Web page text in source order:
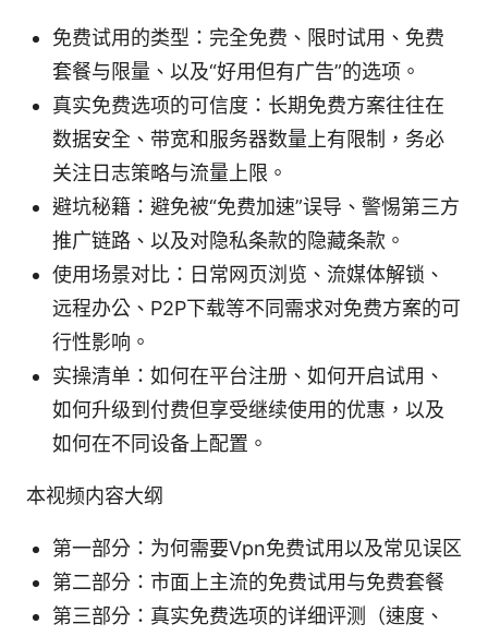
免费试用的类型：完全免费、限时试用、免费
套餐与限量、以及“好用但有广告”的选项。
真实免费选项的可信度：长期免费方案往往在
数据安全、带宽和服务器数量上有限制，务必
关注日志策略与流量上限。
避坑秘籍：避免被“免费加速”误导、警惕第三方
推广链路、以及对隐私条款的隐藏条款。
使用场景对比：日常网页浏览、流媒体解锁、
远程办公、P2P下载等不同需求对免费方案的可
行性影响。
实操清单：如何在平台注册、如何开启试用、
如何升级到付费但享受继续使用的优惠，以及
如何在不同设备上配置。
本视频内容大纲
第一部分：为何需要Vpn免费试用以及常见误区
第二部分：市面上主流的免费试用与免费套餐
第三部分：真实免费选项的详细评测（速度、